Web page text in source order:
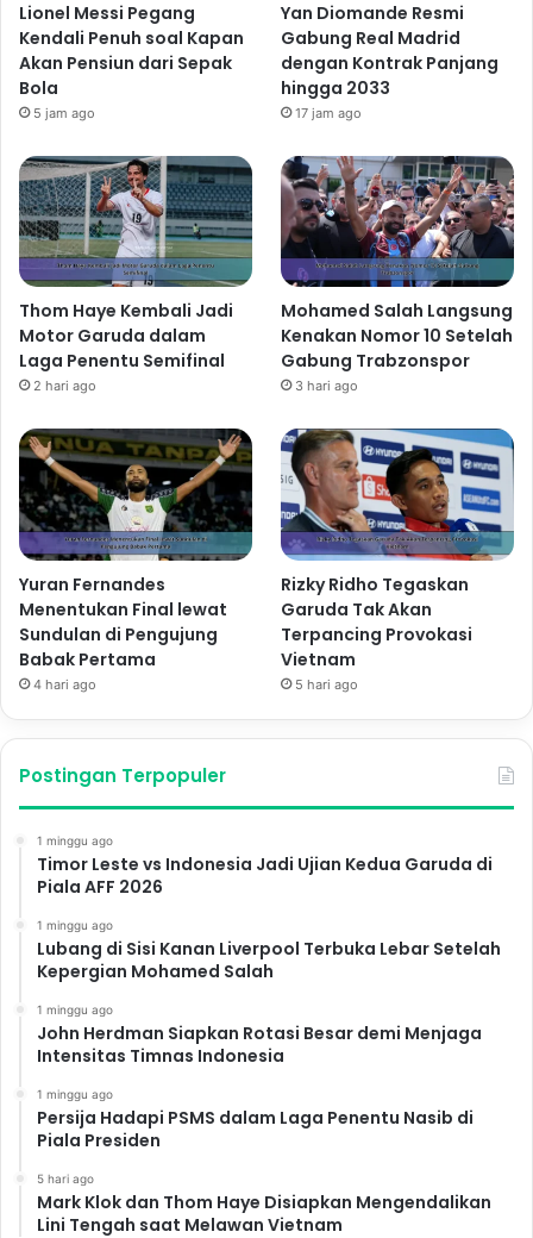
Lionel Messi Pegang
Kendali Penuh soal Kapan
Akan Pensiun dari Sepak
Bola
5 jam ago
Yan Diomande Resmi
Gabung Real Madrid
dengan Kontrak Panjang
hingga 2033
17 jam ago
Thom Haye Kembali Jadi
Motor Garuda dalam
Laga Penentu Semifinal
2 hari ago
Mohamed Salah Langsung
Kenakan Nomor 10 Setelah
Gabung Trabzonspor
3 hari ago
Yuran Fernandes
Menentukan Final lewat
Sundulan di Pengujung
Babak Pertama
4 hari ago
Rizky Ridho Tegaskan
Garuda Tak Akan
Terpancing Provokasi
Vietnam
5 hari ago
Postingan Terpopuler
1 minggu ago
Timor Leste vs Indonesia Jadi Ujian Kedua Garuda di
Piala AFF 2026
1 minggu ago
Lubang di Sisi Kanan Liverpool Terbuka Lebar Setelah
Kepergian Mohamed Salah
1 minggu ago
John Herdman Siapkan Rotasi Besar demi Menjaga
Intensitas Timnas Indonesia
1 minggu ago
Persija Hadapi PSMS dalam Laga Penentu Nasib di
Piala Presiden
5 hari ago
Mark Klok dan Thom Haye Disiapkan Mengendalikan
Lini Tengah saat Melawan Vietnam